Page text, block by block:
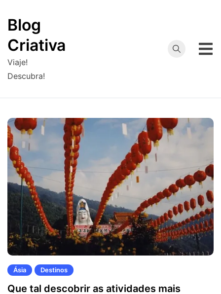
content
Blog
Criativa
Viaje!
Descubra!
Ásia Destinos
Que tal descobrir as atividades mais